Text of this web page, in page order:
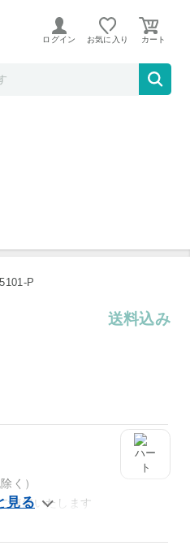
す。
ログイン お気に入り
屋 マンゴードリンク
P
送料込み
く）
連絡いたします